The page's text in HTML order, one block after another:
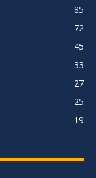
85
72
45
33
27
25
19